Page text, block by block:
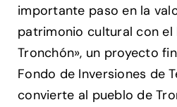
importante paso en la
patrimonio cultural con el
Tronchón», un proyecto
Fondo de Inversiones de
convierte al pueblo de